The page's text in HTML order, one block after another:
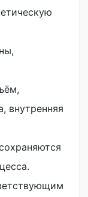
внутренняя